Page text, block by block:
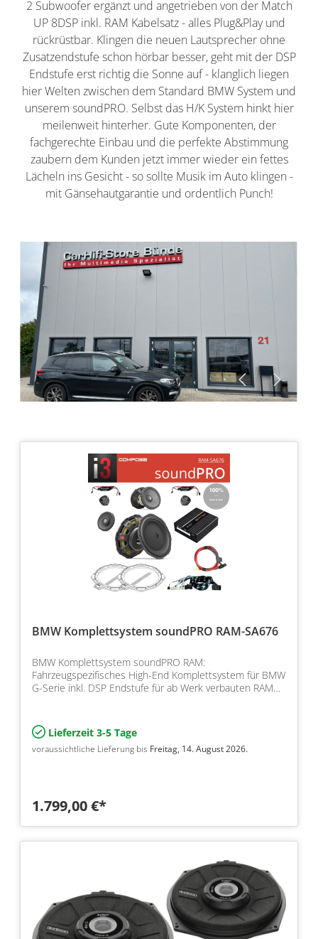
2 Subwoofer ergänzt und angetrieben von der Match
UP 8DSP inkl. RAM Kabelsatz - alles Plug&Play und
rückrüstbar. Klingen die neuen Lautsprecher ohne
Zusatzendstufe schon hörbar besser, geht mit der DSP
Endstufe erst richtig die Sonne auf - klanglich liegen
hier Welten zwischen dem Standard BMW System und
unserem soundPRO. Selbst das H/K System hinkt hier
meilenweit hinterher. Gute Komponenten, der
fachgerechte Einbau und die perfekte Abstimmung
zaubern dem Kunden jetzt immer wieder ein fettes
Lächeln ins Gesicht - so sollte Musik im Auto klingen -
mit Gänsehautgarantie und ordentlich Punch!
BMW Komplettsystem soundPRO RAM-SA676
BMW Komplettsystem soundPRO RAM:
Fahrzeugspezifisches High-End Komplettsystem für BMW
G-Serie inkl. DSP Endstufe für ab Werk verbauten RAM
Lieferzeit 3-5 Tage
voraussichtliche Lieferung bis Freitag, 14. August 2026.
1.799,00 €*